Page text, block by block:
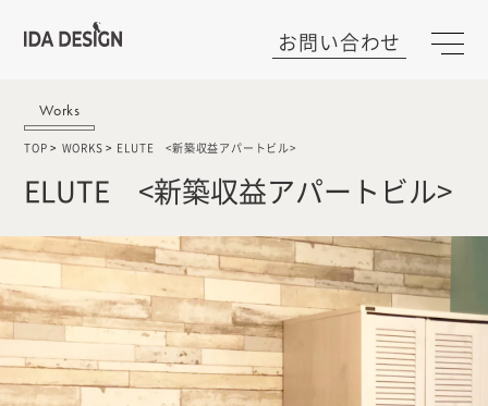
お問い合わせ
Works
TOP WORKS ELUTE <新築収益アパートビル>
ELUTE <新築収益アパートビル>